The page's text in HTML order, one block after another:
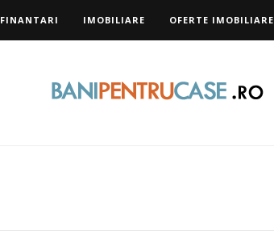
FINANTARI IMOBILIARE OFERTE IMOBILIARE